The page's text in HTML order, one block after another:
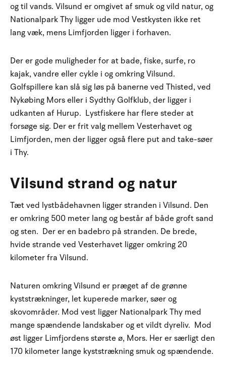
og til vands. Vilsund er omgivet af smuk og vild natur, og
Nationalpark Thy ligger ude mod Vestkysten ikke ret
lang væk, mens Limfjorden ligger i forhaven.
Der er gode muligheder for at bade, fiske, surfe, ro
kajak, vandre eller cykle i og omkring Vilsund.
Golfspillere kan slå sig løs på banerne ved Thisted, ved
Nykøbing Mors eller i Sydthy Golfklub, der ligger i
udkanten af Hurup. Lystfiskere har flere steder at
forsøge sig. Der er frit valg mellem Vesterhavet og
Limfjorden, men der ligger også flere put and take-søer
i Thy.
Vilsund strand og natur
Tæt ved lystbådehavnen ligger stranden i Vilsund. Den
er omkring 500 meter lang og består af både groft sand
og sten. Der er en badebro på stranden. De brede,
hvide strande ved Vesterhavet ligger omkring 20
kilometer fra Vilsund.
Naturen omkring Vilsund er præget af de grønne
kyststrækninger, let kuperede marker, søer og
skovområder. Mod vest ligger Nationalpark Thy med
mange spændende landskaber og et vildt dyreliv. Mod
øst ligger Limfjordens største ø, Mors. Her er særligt den
170 kilometer lange kyststrækning smuk og spændende.